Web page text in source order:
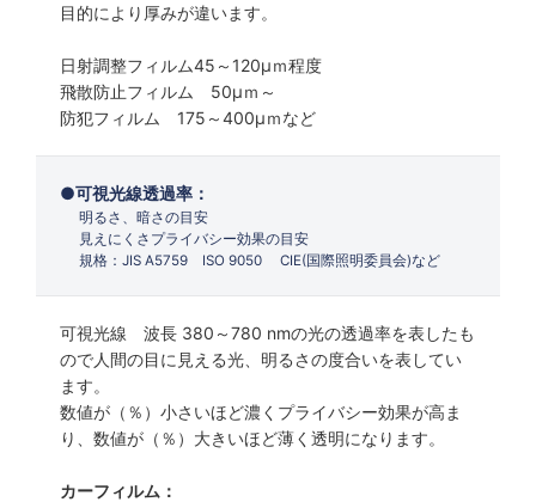
目的により厚みが違います。
日射調整フィルム45～120µｍ程度
飛散防止フィルム 50µｍ～
防犯フィルム 175～400µｍなど
可視光線透過率：
明るさ、暗さの目安
見えにくさプライバシー効果の目安
規格：JIS A5759 ISO 9050 CIE(国際照明委員会)など
可視光線 波長 380～780 nmの光の透過率を表したも
ので人間の目に見える光、明るさの度合いを表してい
ます。
数値が（％）小さいほど濃くプライバシー効果が高ま
り、数値が（％）大きいほど薄く透明になります。
カーフィルム：